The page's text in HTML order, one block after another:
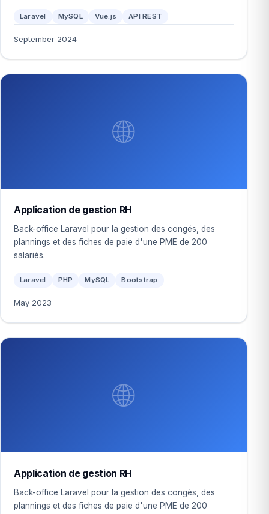
Laravel MySQL Vue.js API REST
September 2024
🌐
Application de gestion RH
Back-office Laravel pour la gestion des congés, des
plannings et des fiches de paie d'une PME de 200
salariés.
Laravel PHP MySQL Bootstrap
May 2023
🌐
Application de gestion RH
Back-office Laravel pour la gestion des congés, des
plannings et des fiches de paie d'une PME de 200